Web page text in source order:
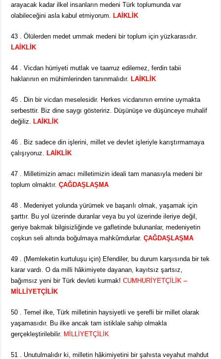
arayacak kadar ilkel insanların medeni Türk toplumunda var
olabileceğini asla kabul etmiyorum. LAİKLİK
43 . Ölülerden medet ummak medeni bir toplum için yüzkarasıdır.
LAİKLİK
44 . Vicdan hürriyeti mutlak ve taarruz edilemez, ferdin tabii
haklarının en mühimlerinden tanınmalıdır.LAİKLİK
45 . Din bir vicdan meselesidir. Herkes vicdanının emrine uymakta
serbesttir. Biz dine saygı gösteririz. Düşünüşe ve düşünceye muhalif
değiliz.LAİKLİK
46 . Biz sadece din işlerini, millet ve devlet işleriyle karıştırmamaya
çalışıyoruz.LAİKLİK
47 . Milletimizin amacı milletimizin ideali tam manasıyla medeni bir
toplum olmaktır.ÇAĞDAŞLAŞMA
48 . Medeniyet yolunda yürümek ve başarılı olmak, yaşamak için
şarttır. Bu yol üzerinde duranlar veya bu yol üzerinde ileriye değil,
geriye bakmak bilgisizliğinde ve gafletinde bulunanlar, medeniyetin
coşkun seli altında boğulmaya mahkûmdurlar.ÇAĞDAŞLAŞMA
49 . (Memleketin kurtuluşu için) Efendiler, bu durum karşısında bir tek
karar vardı. O da milli hâkimiyete dayanan, kayıtsız şartsız,
bağımsız yeni bir Türk devleti kurmak!CUMHURİYETÇİLİK –
MİLLİYETÇİLİK
50 . Temel ilke, Türk milletinin haysiyetli ve şerefli bir millet olarak
yaşamasıdır. Bu ilke ancak tam istiklale sahip olmakla
gerçekleştirilebilir. MİLLİYETÇİLİK
51 . Unutulmalıdır ki, milletin hâkimiyetini bir şahısta veyahut mahdut